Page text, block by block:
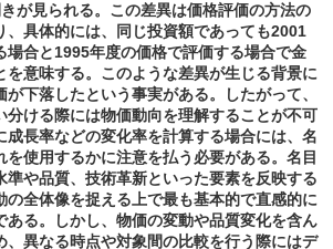
が見られる。この差異は価格評価の方法の
、具体的には、同じ投資額であっても2001
場合と1995年度の価格で評価する場合で金
を意味する。このような差異が生じる背景に
下落したという事実がある。したがって、
分ける際には物価動向を理解することが不可
成長率などの変化率を計算する場合には、名
を使用するかに注意を払う必要がある。名目
準や品質、技術革新といった要素を反映する
の全体像を捉える上で最も基本的で直感的に
ある。しかし、物価の変動や品質変化を含ん
、異なる時点や対象間の比較を行う際にはデ